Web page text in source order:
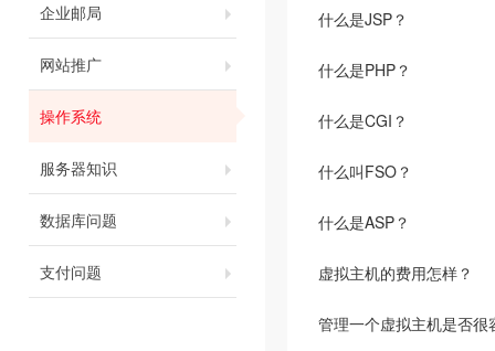
企业邮局
网站推广
操作系统
服务器知识
数据库问题
支付问题
什么是JSP？
什么是PHP？
什么是CGI？
什么叫FSO？
什么是ASP？
虚拟主机的费用怎样？
管理一个虚拟主机是否很